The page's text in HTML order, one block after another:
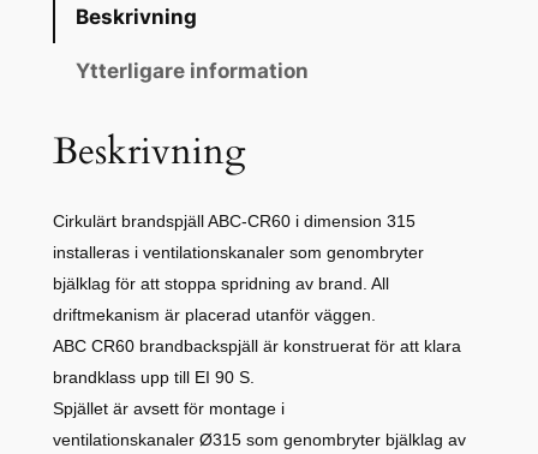
Beskrivning
Ytterligare information
Beskrivning
Cirkulärt brandspjäll ABC-CR60 i dimension 315
installeras i ventilationskanaler som genombryter
bjälklag för att stoppa spridning av brand. All
driftmekanism är placerad utanför väggen.
ABC CR60 brandbackspjäll är konstruerat för att klara
brandklass upp till EI 90 S.
Spjället är avsett för montage i
ventilationskanaler Ø315 som genombryter bjälklag av